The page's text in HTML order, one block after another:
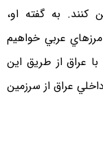
كنند. به گفته او،
عربي خواهيم
عراق از طريق اين
عراق از سرزمين